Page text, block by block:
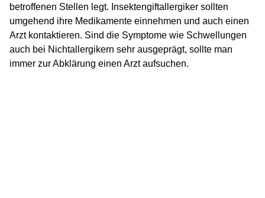
betroffenen Stellen legt. Insektengiftallergiker sollten
umgehend ihre Medikamente einnehmen und auch einen
Arzt kontaktieren. Sind die Symptome wie Schwellungen
auch bei Nichtallergikern sehr ausgeprägt, sollte man
immer zur Abklärung einen Arzt aufsuchen.